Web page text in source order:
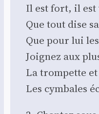
Il est fort, il est
Que tout dise
Que pour lui
Joi­gnez aux
La trom­pette
Les cym­bales